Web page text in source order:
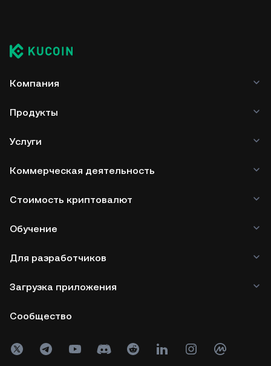
Компания
Продукты
Услуги
Коммерческая деятельность
Стоимость криптовалют
Обучение
Для разработчиков
Загрузка приложения
Сообщество